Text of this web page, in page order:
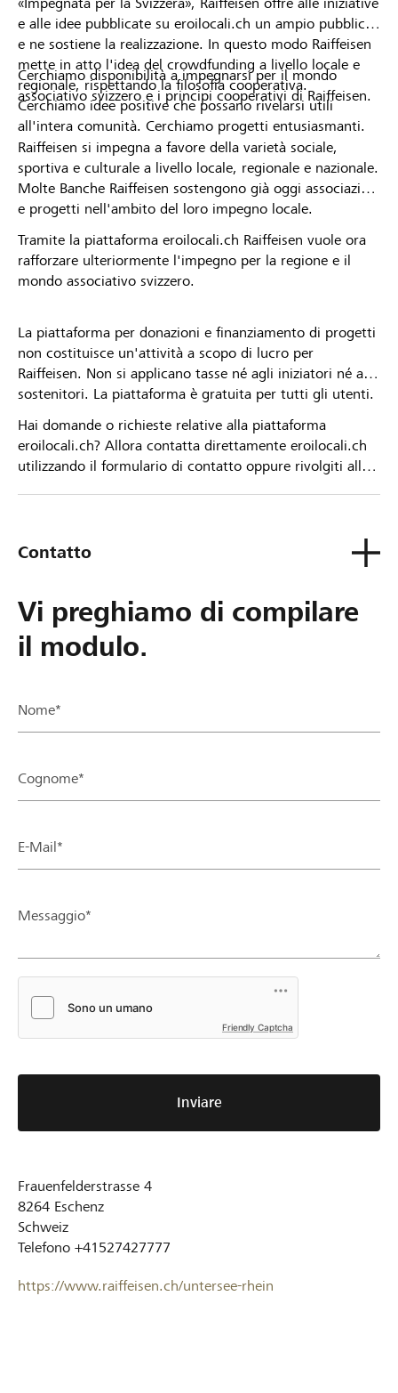
e alle idee pubblicate su eroilocali.ch un ampio pubblico
e ne sostiene la realizzazione. In questo modo Raiffeisen
mette in atto l'idea del crowdfunding a livello locale e
regionale, rispettando la filosofia cooperativa.
Cerchiamo idee positive che possano rivelarsi utili
all'intera comunità. Cerchiamo progetti entusiasmanti.
Cerchiamo disponibilità a impegnarsi per il mondo
associativo svizzero e i principi cooperativi di Raiffeisen.
Raiffeisen si impegna a favore della varietà sociale,
sportiva e culturale a livello locale, regionale e nazionale.
Molte Banche Raiffeisen sostengono già oggi associazioni
e progetti nell'ambito del loro impegno locale.
Tramite la piattaforma eroilocali.ch Raiffeisen vuole ora
rafforzare ulteriormente l'impegno per la regione e il
mondo associativo svizzero.
La piattaforma per donazioni e finanziamento di progetti
non costituisce un'attività a scopo di lucro per
Raiffeisen. Non si applicano tasse né agli iniziatori né ai
sostenitori. La piattaforma è gratuita per tutti gli utenti.
Hai domande o richieste relative alla piattaforma
eroilocali.ch? Allora contatta direttamente eroilocali.ch
utilizzando il formulario di contatto oppure rivolgiti alla
Contatto
Vi preghiamo di compilare
il modulo.
Nome*
Cognome*
E-Mail*
Messaggio*
Friendly Captcha
Inviare
Frauenfelderstrasse 4
8264 Eschenz
Schweiz
Telefono +41527427777
https://www.raiffeisen.ch/untersee-rhein